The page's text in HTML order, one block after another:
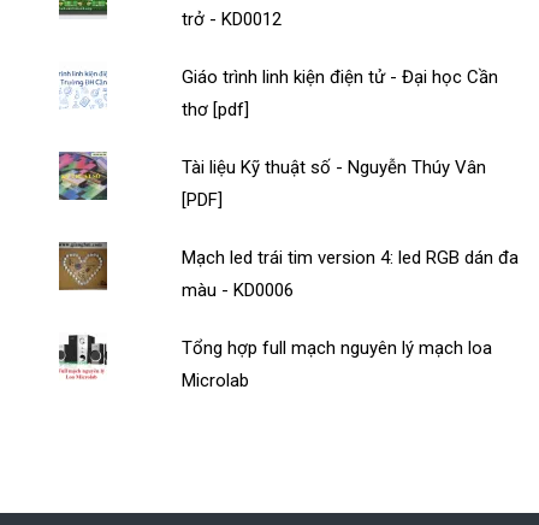
trở - KD0012
Giáo trình linh kiện điện tử - Đại học Cần
thơ [pdf]
Tài liệu Kỹ thuật số - Nguyễn Thúy Vân
[PDF]
Mạch led trái tim version 4: led RGB dán đa
màu - KD0006
Tổng hợp full mạch nguyên lý mạch loa
Microlab